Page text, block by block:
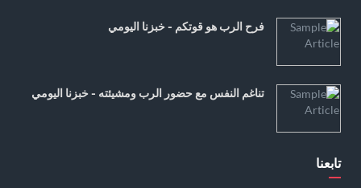
فرح الرب هو قوتكم - خبزنا اليومي
تناغم النفس مع حضور الرب ومشيئته - خبزنا اليومي
تابعنا